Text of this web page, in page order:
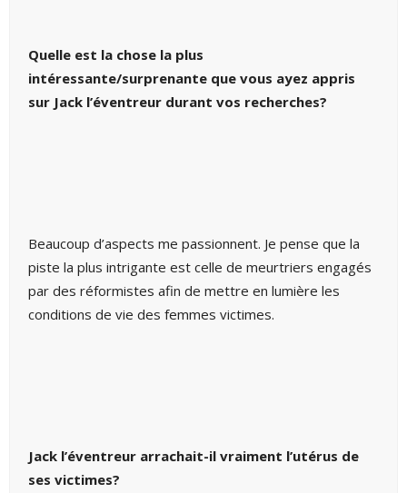
Quelle est la chose la plus
intéressante/surprenante que vous ayez appris
sur Jack l’éventreur durant vos recherches?
Beaucoup d’aspects me passionnent. Je pense que la
piste la plus intrigante est celle de meurtriers engagés
par des réformistes afin de mettre en lumière les
conditions de vie des femmes victimes.
Jack l’éventreur arrachait-il vraiment l’utérus de
ses victimes?